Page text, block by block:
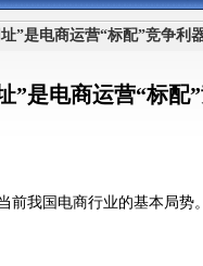
”是电商运营“标配”竞争利
”是电商运营“标配
我国电商行业的基本局势